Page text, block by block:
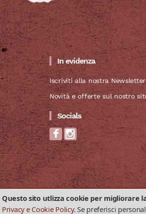
Questo sito utlizza cookie per migliorare
Privacy e Cookie Policy. Se preferisci
In evidenza
Iscriviti alla nostra Newsletter
Novità e offerte sul nostro
Socials
Privacy & Cookies Policy
2026 © La Scuderia del Duca di